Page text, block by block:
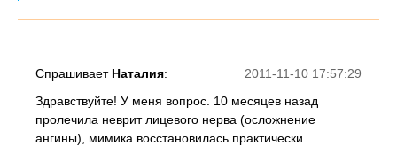
2011-11-10 17:57:29
Спрашивает Наталия:
Здравствуйте! У меня вопрос. 10 месяцев назад
пролечила неврит лицевого нерва (осложнение
ангины), мимика восстановилась практически